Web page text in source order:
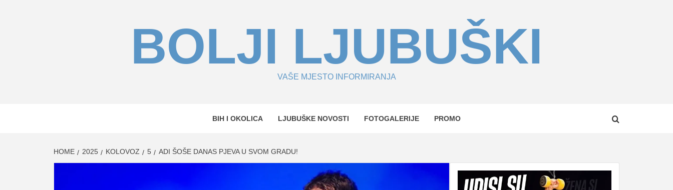
BOLJI LJUBUŠKI
VAŠE MJESTO INFORMIRANJA
BIH I OKOLICA LJUBUŠKE NOVOSTI FOTOGALERIJE PROMO
HOME 2025 KOLOVOZ 5 ADI ŠOŠE DANAS PJEVA U SVOM GRADU!